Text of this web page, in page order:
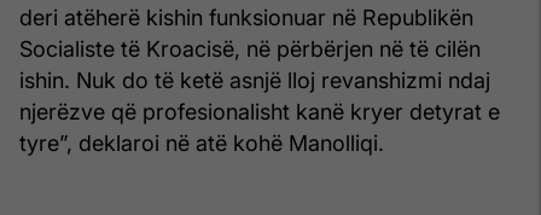
deri atëherë kishin funksionuar në Republikën
Socialiste të Kroacisë, në përbërjen në të cilën
ishin. Nuk do të ketë asnjë lloj revanshizmi ndaj
njerëzve që profesionalisht kanë kryer detyrat e
tyre”, deklaroi në atë kohë Manolliqi.